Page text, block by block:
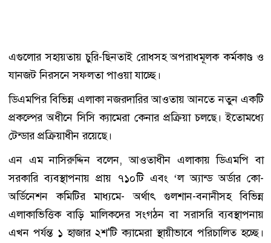
এগুলোর সহায়তায় চুরি-ছিনতাই রোধসহ অপরাধমূলক কর্মকাণ্ড ও
যানজট নিরসনে সফলতা পাওয়া যাচ্ছে।
ডিএমপির বিভিন্ন এলাকা নজরদারির আওতায় আনতে নতুন একটি
প্রকল্পের অধীনে সিসি ক্যামেরা কেনার প্রক্রিয়া চলছে। ইতোমধ্যে
টেন্ডার প্রক্রিয়াধীন রয়েছে।
এন এম নাসিরুদ্দিন বলেন, আওতাধীন এলাকায় ডিএমপি বা
সরকারি ব্যবস্থাপনায় প্রায় ৭১০টি এবং ‘ল অ্যান্ড অর্ডার কো-
অর্ডিনেশন কমিটির মাধ্যমে- অর্থাৎ গুলশান-বনানীসহ বিভিন্ন
এলাকাভিত্তিক বাড়ি মালিকদের সংগঠন বা সরাসরি ব্যবস্থাপনায়
এখন পর্যন্ত ১ হাজার ২শ'টি ক্যামেরা স্থায়ীভাবে পরিচালিত হচ্ছে।